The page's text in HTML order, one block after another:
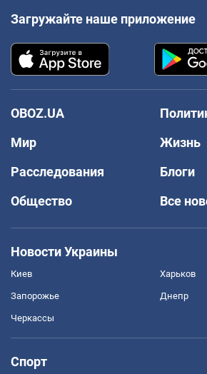
Загружайте наше приложение
OBOZ.UA
Мир
Жизнь
Расследования
Блоги
Общество
Все
Новости Украины
Киев Харьков
Запорожье Днепр
Черкассы
Спорт